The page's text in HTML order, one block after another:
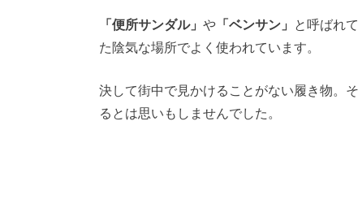
「便所サンダル」 や 「ベンサン」
と呼ばれ
た陰気な場所でよく使われています。
決して街中で見かけることがない履き物。
るとは思いもしませんでした。